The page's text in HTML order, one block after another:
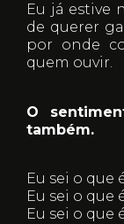
Eu já estive
de querer
por onde
quem ouvir.
O
também.
Eu sei o que
Eu sei o que
Eu sei o que